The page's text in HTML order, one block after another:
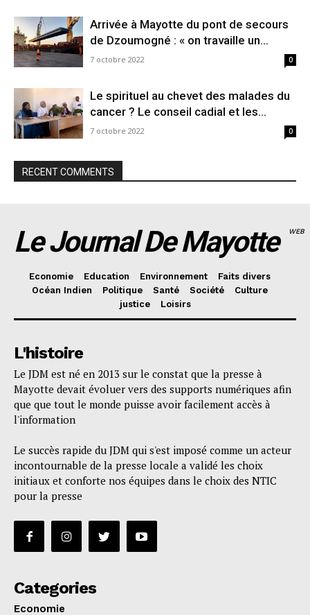
Arrivée à Mayotte du pont de secours
de Dzoumogné : « on travaille un...
7 octobre 2022 0
Le spirituel au chevet des malades du
cancer ? Le conseil cadial et les...
7 octobre 2022 0
RECENT COMMENTS
Le Journal De Mayotte WEB
Economie Education Environnement
Faits divers
Océan Indien
Politique Santé Société
Culture
justice
Loisirs
L'histoire
Le JDM est né en 2013 sur le constat que la presse à
Mayotte devait évoluer vers des supports numériques afin
que que tout le monde puisse avoir facilement accès à
l'information
Le succès rapide du JDM qui s'est imposé comme un acteur
incontournable de la presse locale a validé les choix
initiaux et conforte nos équipes dans le choix des NTIC
pour la presse
Categories
Economie